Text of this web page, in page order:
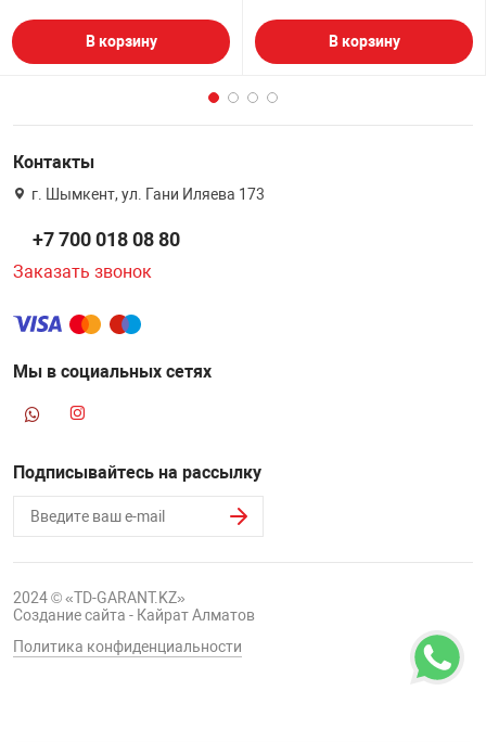
В корзину В корзину
Контакты
г. Шымкент, ул. Гани Иляева 173
+7 700 018 08 80
Заказать звонок
Мы в социальных сетях
Подписывайтесь на рассылку
2024 © «TD-GARANT.KZ»
Создание сайта - Кайрат Алматов
Политика конфиденциальности